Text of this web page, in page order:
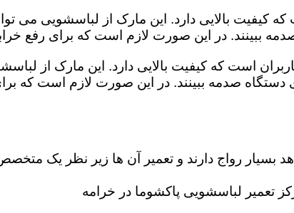
کیفیت بالایی دارد. این مارک از لباسشویی می
ببینند. در این صورت لازم است که برای رفع
است که کیفیت بالایی دارد. این مارک از
صدمه ببینند. در این صورت لازم است که
بسیار رواج دارند و تعمیر آن ها زیر نظر یک
تعمیر لباسشویی پاکشوما در خرامه